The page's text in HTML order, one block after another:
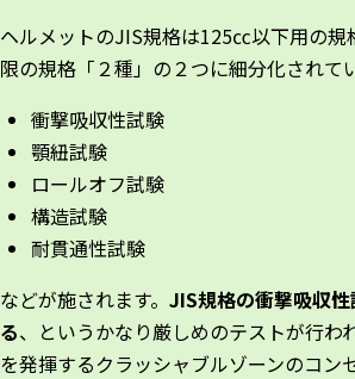
ヘルメットのJIS規格は125㏄以下用の
限の規格「２種」の２つに細分化されて
衝撃吸収性試験
顎紐試験
ロールオフ試験
構造試験
耐貫通性試験
などが施されます。 JIS規格の衝撃吸収
る、というかなり厳しめのテストが行わ
を発揮するクラッシャブルゾーンのコン